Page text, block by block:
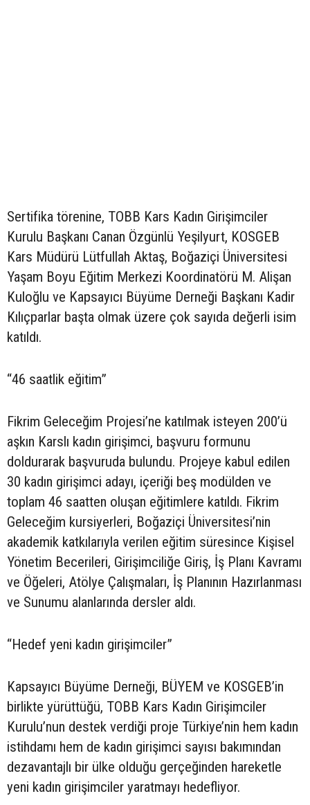
Sertifika törenine, TOBB Kars Kadın Girişimciler
Kurulu Başkanı Canan Özgünlü Yeşilyurt, KOSGEB
Kars Müdürü Lütfullah Aktaş, Boğaziçi Üniversitesi
Yaşam Boyu Eğitim Merkezi Koordinatörü M. Alişan
Kuloğlu ve Kapsayıcı Büyüme Derneği Başkanı Kadir
Kılıçparlar başta olmak üzere çok sayıda değerli isim
katıldı.
“46 saatlik eğitim”
Fikrim Geleceğim Projesi’ne katılmak isteyen 200’ü
aşkın Karslı kadın girişimci, başvuru formunu
doldurarak başvuruda bulundu. Projeye kabul edilen
30 kadın girişimci adayı, içeriği beş modülden ve
toplam 46 saatten oluşan eğitimlere katıldı. Fikrim
Geleceğim kursiyerleri, Boğaziçi Üniversitesi’nin
akademik katkılarıyla verilen eğitim süresince Kişisel
Yönetim Becerileri, Girişimciliğe Giriş, İş Planı Kavramı
ve Öğeleri, Atölye Çalışmaları, İş Planının Hazırlanması
ve Sunumu alanlarında dersler aldı.
“Hedef yeni kadın girişimciler”
Kapsayıcı Büyüme Derneği, BÜYEM ve KOSGEB’in
birlikte yürüttüğü, TOBB Kars Kadın Girişimciler
Kurulu’nun destek verdiği proje Türkiye’nin hem kadın
istihdamı hem de kadın girişimci sayısı bakımından
dezavantajlı bir ülke olduğu gerçeğinden hareketle
yeni kadın girişimciler yaratmayı hedefliyor.